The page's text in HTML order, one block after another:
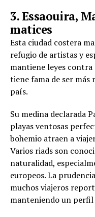
3. Essaouira,
matices
Esta ciudad costera
refugio de artistas y
mantiene leyes contra
tiene fama de ser más
país.
Su medina declarada
playas ventosas
bohemio atraen a
Varios riads son
naturalidad,
europeos. La
muchos viajeros
manteniendo un perfil